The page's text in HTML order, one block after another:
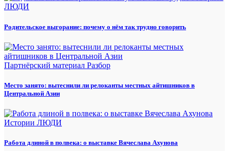
ЛЮДИ
Родительское выгорание: почему о нём так трудно говорить
Партнёрский материал Разбор
Место занято: вытеснили ли релоканты местных айтишников в
Центральной Азии
Истории ЛЮДИ
Работа длиной в полвека: о выставке Вячеслава Ахунова